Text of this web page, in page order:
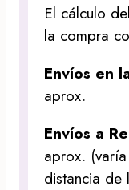
El cálculo
la compra
Envíos en
aprox.
Envíos a
aprox.
distancia de